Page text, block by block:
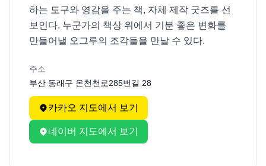
하는 도구와 영감을 주는 책, 자체 제작 굿즈를 선
보인다. 누군가의 책상 위에서 기분 좋은 변화를
만들어낼 오그루의 조각들을 만날 수 있다.
주소
부산 동래구 온천천로285번길 28
카카오 지도에서 보기
네이버 지도에서 보기